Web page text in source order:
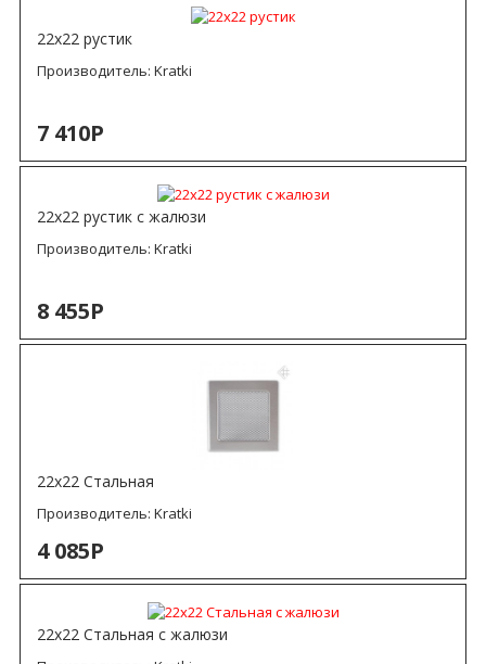
22х22 рустик
Производитель: Kratki
7 410Р
22х22 рустик с жалюзи
Производитель: Kratki
8 455Р
22х22 Стальная
Производитель: Kratki
4 085Р
22х22 Стальная с жалюзи